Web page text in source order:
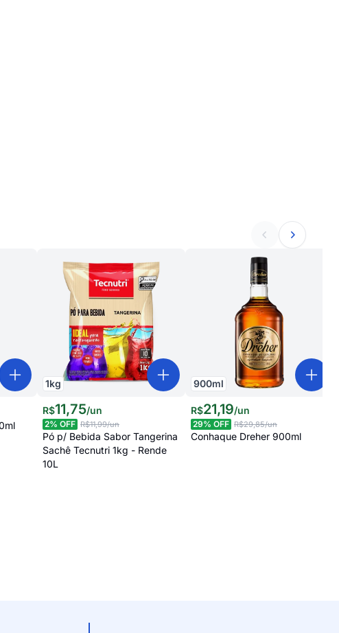
1kg
R$11,75/un
2% OFF R$11,99/un
Pó p/ Bebida Sabor Tangerina
Sachê Tecnutri 1kg - Rende
10L
900ml
R$21,19/un
29% OFF R$29,85/un
Conhaque Dreher 900ml